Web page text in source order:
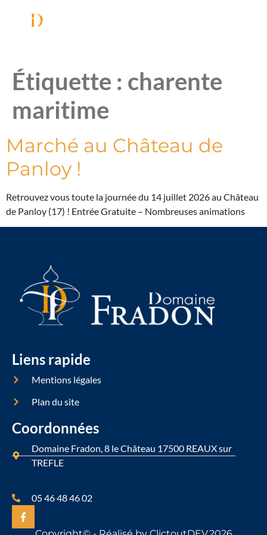
Étiquette : charente
maritime
Marché au Château de
Panloy !
Retrouvez vous toute la journée du 14 juillet 2026 au Château
de Panloy (17) ! Entrée Gratuite – Nombreuses animations
Liens rapide
Mentions légales
Plan du site
Coordonnées
Domaine Fradon, 8 le Château 17500 REAUX sur
TREFLE
05 46 48 46 02